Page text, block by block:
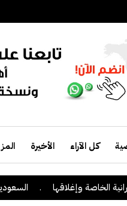
كل الآراء الأخيرة
وإغلاقها . السعودية